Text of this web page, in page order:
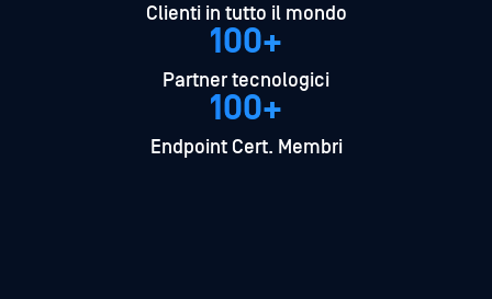
Clienti in tutto il mondo
100+
Partner tecnologici
100+
Endpoint Cert. Membri